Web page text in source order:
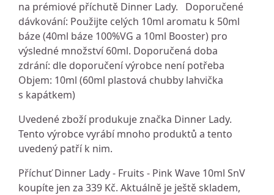
na prémiové příchutě Dinner Lady. Doporučené
dávkování: Použijte celých 10ml aromatu k 50ml
báze (40ml báze 100%VG a 10ml Booster) pro
výsledné množství 60ml. Doporučená doba
zdrání: dle doporučení výrobce není potřeba
Objem: 10ml (60ml plastová chubby lahvička
s kapátkem)
Uvedené zboží produkuje značka Dinner Lady.
Tento výrobce vyrábí mnoho produktů a tento
uvedený patří k nim.
Příchuť Dinner Lady - Fruits - Pink Wave 10ml SnV
koupíte jen za 339 Kč. Aktuálně je ještě skladem,